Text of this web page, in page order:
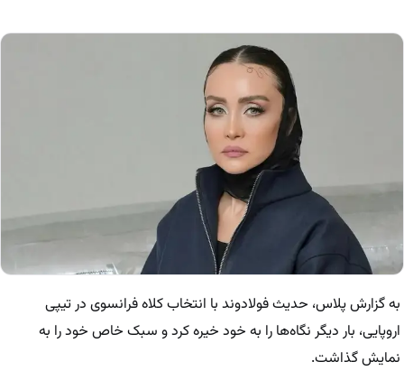
به گزارش پلاس، حدیث فولادوند با انتخاب کلاه فرانسوی در تیپی
اروپایی، بار دیگر نگاه‌ها را به خود خیره کرد و سبک خاص خود را به
نمایش گذاشت.